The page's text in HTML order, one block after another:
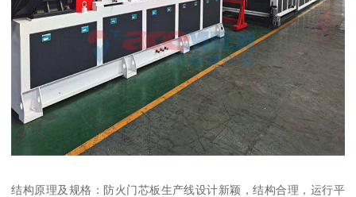
结构原理及规格：防火门芯板生产线设计新颖，结构合理，运行平